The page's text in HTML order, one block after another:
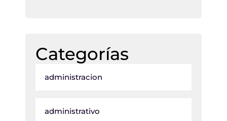
Categorías
administracion
administrativo